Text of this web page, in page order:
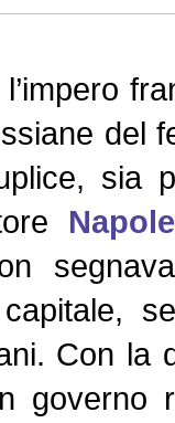
del
sia
Con la
governo